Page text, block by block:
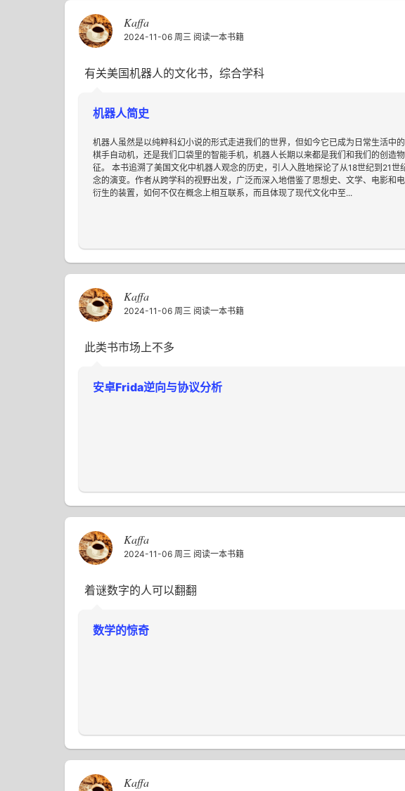
Kaffa
2024-11-06 周三 阅读一本书籍
有关美国机器人的文化书，综合学科
机器人简史
机器人虽然是以纯粹科幻小说的形式走进我们的世界，但如今它已成为日常生活中
棋手自动机，还是我们口袋里的智能手机，机器人长期以来都是我们和我们的创造
征。 本书追溯了美国文化中机器人观念的历史，引人入胜地探论了从18世纪到21
念的演变。作者从跨学科的视野出发，广泛而深入地借鉴了思想史、文学、电影和
衍生的装置，如何不仅在概念上相互联系，而且体现了现代文化中至...
Kaffa
2024-11-06 周三 阅读一本书籍
此类书市场上不多
安卓Frida逆向与协议分析
Kaffa
2024-11-06 周三 阅读一本书籍
着谜数字的人可以翻翻
数学的惊奇
Kaffa